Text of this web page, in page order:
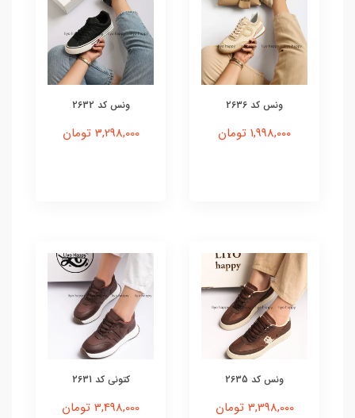
ونس کد 2636
1,998,000 تومان
ونس کد 2632
3,298,000 تومان
ونس کد 2635
3,398,000 تومان
کتونی کد 2631
3,498,000 تومان